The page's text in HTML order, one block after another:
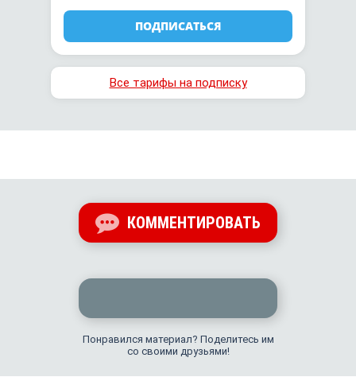
ПОДПИСАТЬСЯ
Все тарифы на подписку
КОММЕНТИРОВАТЬ
Понравился материал? Поделитесь им
со своими друзьями!